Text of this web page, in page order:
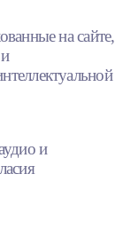
на сайте,
и